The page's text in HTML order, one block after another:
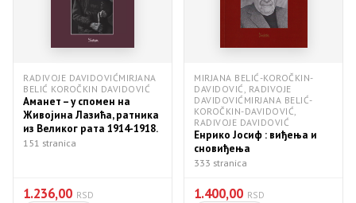
RADIVOJE DAVIDOVIĆMIRJANA
BELIĆ KOROČKIN DAVIDOVIĆ
Аманет – у спомен на
Живојина Лазића, ратника
из Великог рата 1914-1918.
151 stranica
1.236,00 RSD
MIRJANA BELIĆ-KOROČKIN-
DAVIDOVIĆ, RADIVOJE
DAVIDOVIĆMIRJANA BELIĆ-
KOROČKIN-DAVIDOVIĆ,
RADIVOJE DAVIDOVIĆ
Енрико Јосиф : виђења и
сновиђења
333 stranica
1.400,00 RSD